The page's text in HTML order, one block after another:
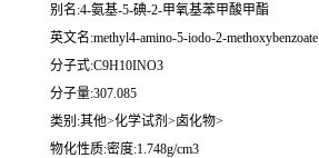
别名:4-氨基-5-碘-2-甲氧基苯甲酸甲酯
英文名:methyl4-amino-5-iodo-2-methoxybenzoate
分子式:C9H10INO3
分子量:307.085
类别:其他>化学试剂>卤化物>
物化性质:密度:1.748g/cm3